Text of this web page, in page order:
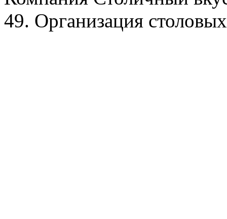
49. Организация